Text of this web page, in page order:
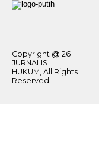
Copyright @ 26
JURNALIS
HUKUM, All Rights
Reserved